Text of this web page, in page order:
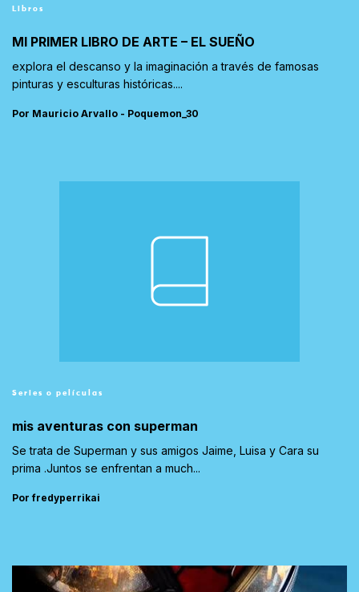
Libros
MI PRIMER LIBRO DE ARTE – EL SUEÑO
explora el descanso y la imaginación a través de famosas
pinturas y esculturas históricas....
Por Mauricio Arvallo - Poquemon_30
Series o películas
mis aventuras con superman
Se trata de Superman y sus amigos Jaime, Luisa y Cara su
prima .Juntos se enfrentan a much...
Por fredyperrikai